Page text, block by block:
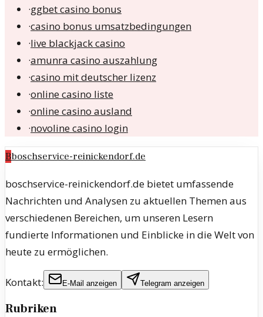
·ggbet casino bonus
·casino bonus umsatzbedingungen
·live blackjack casino
·amunra casino auszahlung
·casino mit deutscher lizenz
·online casino liste
·online casino ausland
·novoline casino login
Bboschservice-reinickendorf.de
boschservice-reinickendorf.de bietet umfassende
Nachrichten und Analysen zu aktuellen Themen aus
verschiedenen Bereichen, um unseren Lesern
fundierte Informationen und Einblicke in die Welt von
heute zu ermöglichen.
Kontakt: E-Mail anzeigen Telegram anzeigen
Rubriken